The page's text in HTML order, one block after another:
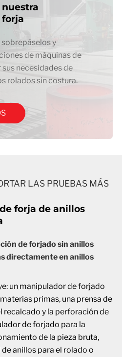
y
de máquinas de
necesidades de
rolados sin costura.
LAS PRUEBAS MÁS
forja de anillos
de forjado sin anillos
directamente en anillos
un manipulador de forjado
primas, una prensa de
recalcado y la perforación de
de forjado para la
de la pieza bruta,
anillos para el rolado o